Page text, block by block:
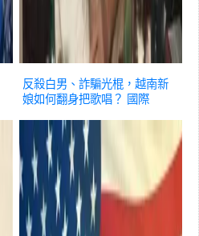
反殺白男、詐騙光棍，越南新
娘如何翻身把歌唱？ 國際